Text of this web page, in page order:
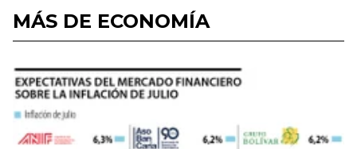
MÁS DE ECONOMÍA